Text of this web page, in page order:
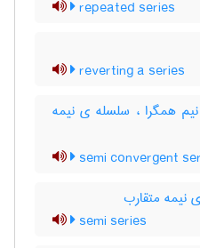
repeated series
reverting a series
همگرا ، سلسله ی نیمه
semi convergent
نیمه متقارب
semi series